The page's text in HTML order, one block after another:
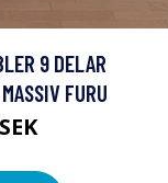
9 DELAR
FURU